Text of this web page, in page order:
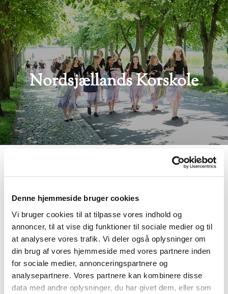
Denne hjemmeside bruger cookies
Vi bruger cookies til at tilpasse vores indhold og
annoncer, til at vise dig funktioner til sociale medier og til
at analysere vores trafik. Vi deler også oplysninger om
din brug af vores hjemmeside med vores partnere inden
for sociale medier, annonceringspartnere og
analysepartnere. Vores partnere kan kombinere disse
data med andre oplysninger, du har givet dem, eller som
Nordsjællands Korskole
Ungdomskoret er for børn og unge, der ønsker at
udvikle deres stemme som korsanger, men også
som solist.
Ungdomskoret består af 30-35 sangere, der
synger ved gudstjenester og koncert i
Fredensborg Provstis kirker og ved private og
offentlige arrangementer.
Vi arbejder med blandet repetoire af